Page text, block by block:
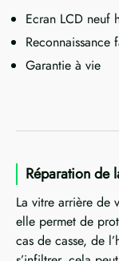
Ecran LCD neuf
Garantie à vie
Réparation de
La vitre arrière de
elle permet de
cas de casse, de